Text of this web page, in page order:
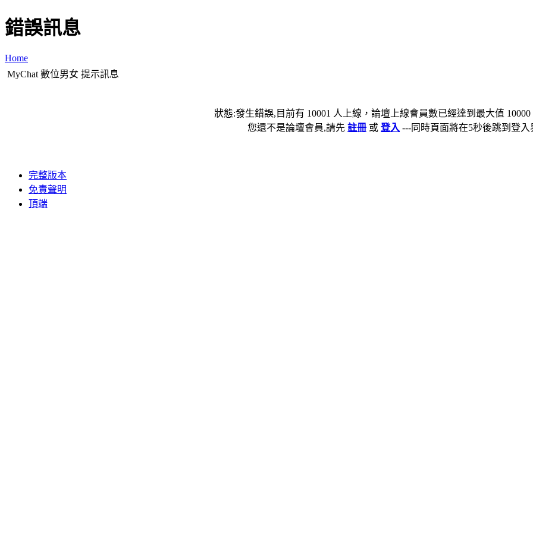
錯誤訊息
Home
MyChat 數位男女 提示訊息
狀態:發生錯誤,目前有 10001 人上線，論壇上線會員數已經達到最大值
您還不是論壇會員,請先 註冊 或 登入 ---同時頁面將在5秒後跳到登入
完整版本
免責聲明
頂端